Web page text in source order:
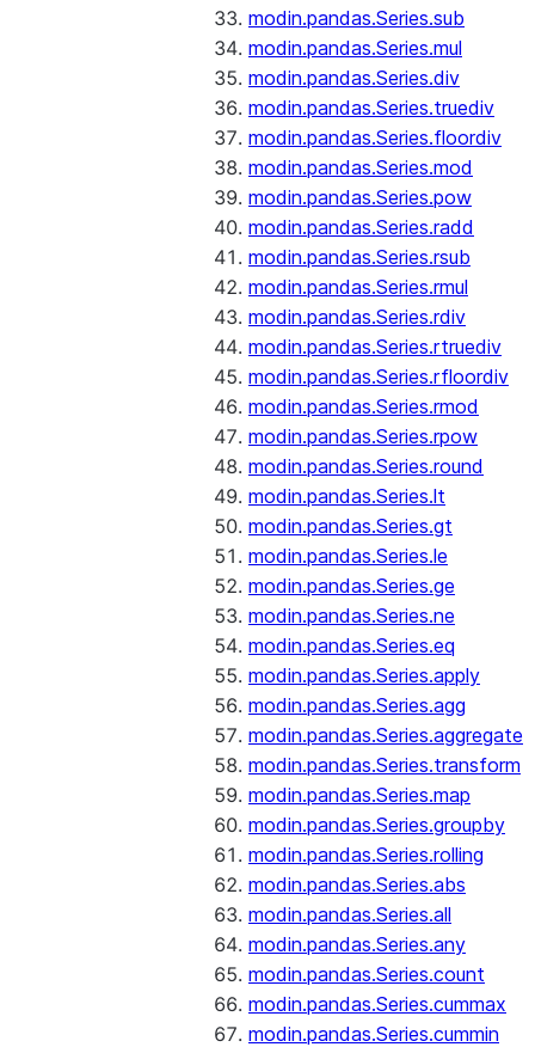
modin.pandas.Series.sub
modin.pandas.Series.mul
modin.pandas.Series.div
modin.pandas.Series.truediv
modin.pandas.Series.floordiv
modin.pandas.Series.mod
modin.pandas.Series.pow
modin.pandas.Series.radd
modin.pandas.Series.rsub
modin.pandas.Series.rmul
modin.pandas.Series.rdiv
modin.pandas.Series.rtruediv
modin.pandas.Series.rfloordiv
modin.pandas.Series.rmod
modin.pandas.Series.rpow
modin.pandas.Series.round
modin.pandas.Series.lt
modin.pandas.Series.gt
modin.pandas.Series.le
modin.pandas.Series.ge
modin.pandas.Series.ne
modin.pandas.Series.eq
modin.pandas.Series.apply
modin.pandas.Series.agg
modin.pandas.Series.aggregate
modin.pandas.Series.transform
modin.pandas.Series.map
modin.pandas.Series.groupby
modin.pandas.Series.rolling
modin.pandas.Series.abs
modin.pandas.Series.all
modin.pandas.Series.any
modin.pandas.Series.count
modin.pandas.Series.cummax
modin.pandas.Series.cummin